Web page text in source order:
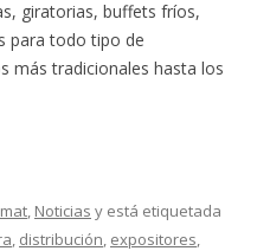
giratorias, buffets fríos,
para todo tipo de
más tradicionales hasta los
Noticias y está etiquetada
distribución expositores